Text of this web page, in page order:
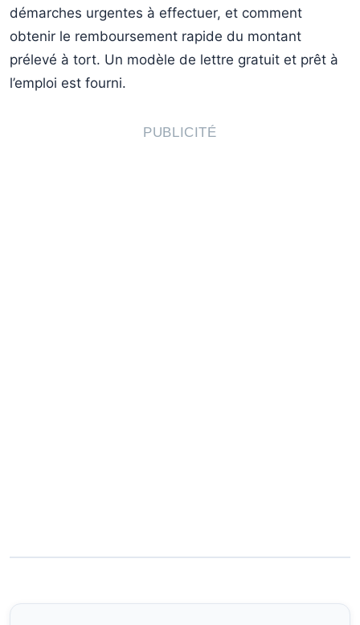
↳ Quel est le délai maximum pour contester un
prélèvement ?
↳ Comment éviter les futurs prélèvements non autorisés ?
8. ✅ En résumé : comment réagir face à un prélèvement
📄 Téléchargez votre modèle de lettre
démarches urgentes à effectuer, et comment
obtenir le remboursement rapide du montant
prélevé à tort. Un modèle de lettre gratuit et prêt à
l’emploi est fourni.
PUBLICITÉ